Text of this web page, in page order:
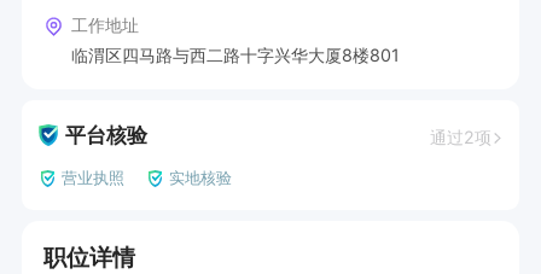
工作地址
临渭区四马路与西二路十字兴华大厦8楼801
平台核验 通过2项
营业执照 实地核验
职位详情